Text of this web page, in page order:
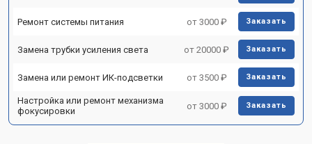
Ремонт системы питания от 3000 ₽ Заказать
Замена трубки усиления света от 20000 ₽ Заказать
Замена или ремонт ИК-подсветки от 3500 ₽ Заказать
Настройка или ремонт механизма
фокусировки
от 3000 ₽ Заказать